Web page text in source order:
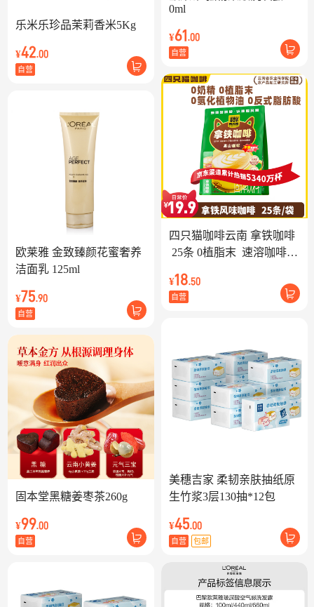
乐米乐珍品茉莉香米5Kg
¥42.00
自营
欧莱雅 金致臻颜花蜜奢养
洁面乳 125ml
¥75.90
自营
固本堂黑糖姜枣茶260g
¥99.00
自营
0ml
¥61 .00
自营
四只猫咖啡云南 拿铁咖啡
25条 0植脂末  速溶咖啡粉
¥18.50
自营
美穗吉家 柔韧亲肤抽纸原
生竹浆3层130抽*12包
¥45.00
自营 包邮